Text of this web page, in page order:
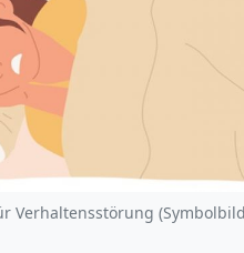
Verhaltensstörung